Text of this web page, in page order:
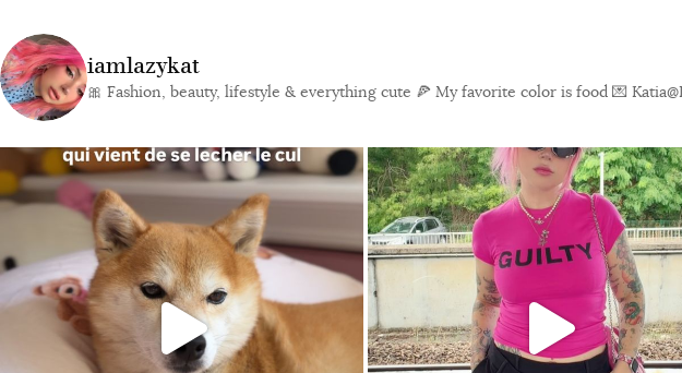
iamlazykat
🎀 Fashion, beauty, lifestyle & everything cute 🍕 My favorite color is food 💌